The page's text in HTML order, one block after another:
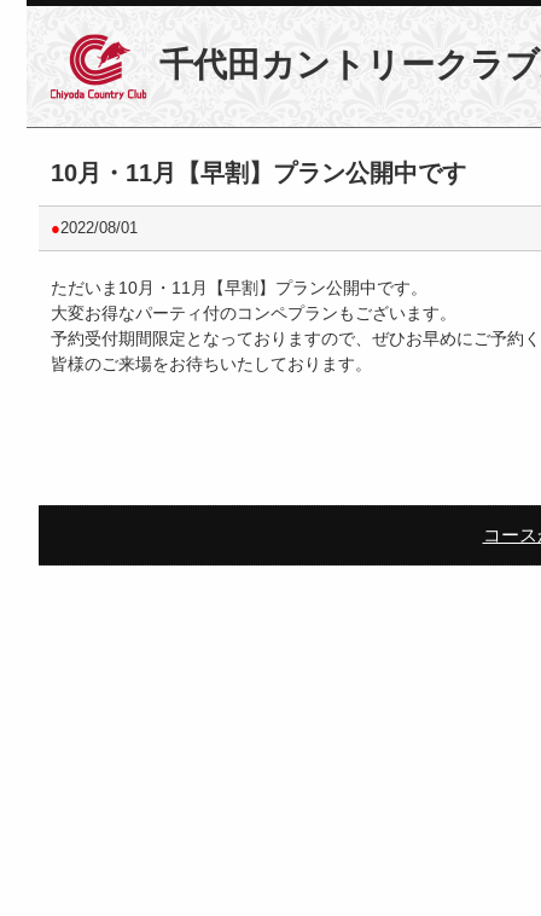
千代田カントリークラブ
10月・11月【早割】プラン公開中です
●2022/08/01
ただいま10月・11月【早割】プラン公開中です。
大変お得なパーティ付のコンペプランもございます。
予約受付期間限定となっておりますので、ぜひお早めにご予約
皆様のご来場をお待ちいたしております。
コー